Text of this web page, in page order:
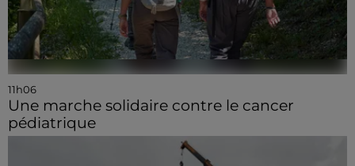
11h06
Une marche solidaire contre le cancer
pédiatrique